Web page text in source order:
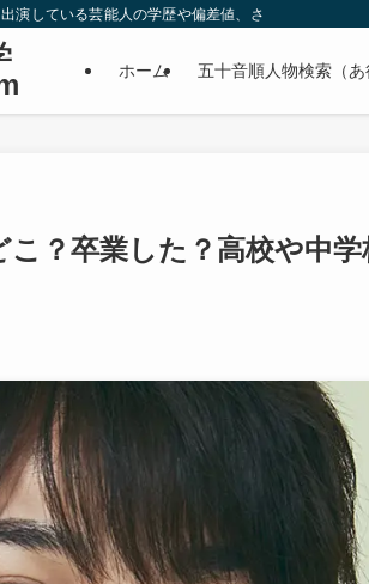
演している芸能人の学歴や偏差値、さらに政治家や
ホーム 五十音順人物検索（
？卒業した？高校や中学